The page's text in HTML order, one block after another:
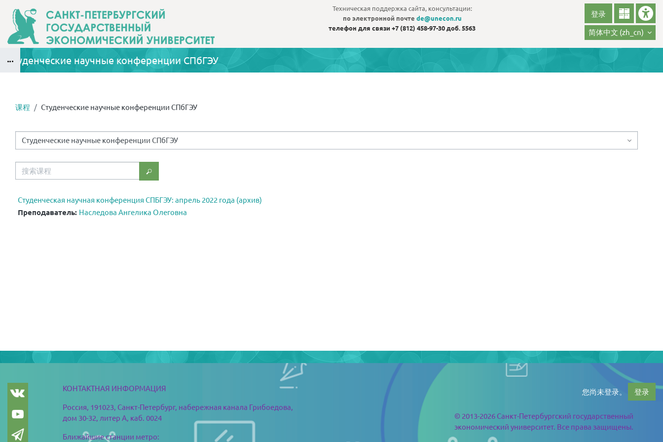
Техническая поддержка сайта, консультации:
по электронной почте de@unecon.ru
телефон для связи+7 (812) 458-97-30 доб. 5563
登录
简体中文 ‎(zh_cn)‎
Студенческие научные конференции СПбГЭУ
课程 Студенческие научные конференции СПбГЭУ
版块
课程类别
搜索课程
搜索课程
Студенческая научная конференция СПБГЭУ: апрель 2022 года (архив)
Преподаватель: Наследова Ангелика Олеговна
版块
КОНТАКТНАЯ ИНФОРМАЦИЯ
Россия, 191023, Санкт-Петербург, набережная канала Грибоедова,
дом 30-32, литер А, каб. 0024
Ближайшие станции метро:
您尚未登录。 登录
© 2013-2026 Санкт-Петербургский государственный
экономический университет. Все права защищены.